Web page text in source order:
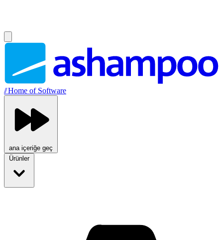
//Home of Software
ana içeriğe geç
Ürünler